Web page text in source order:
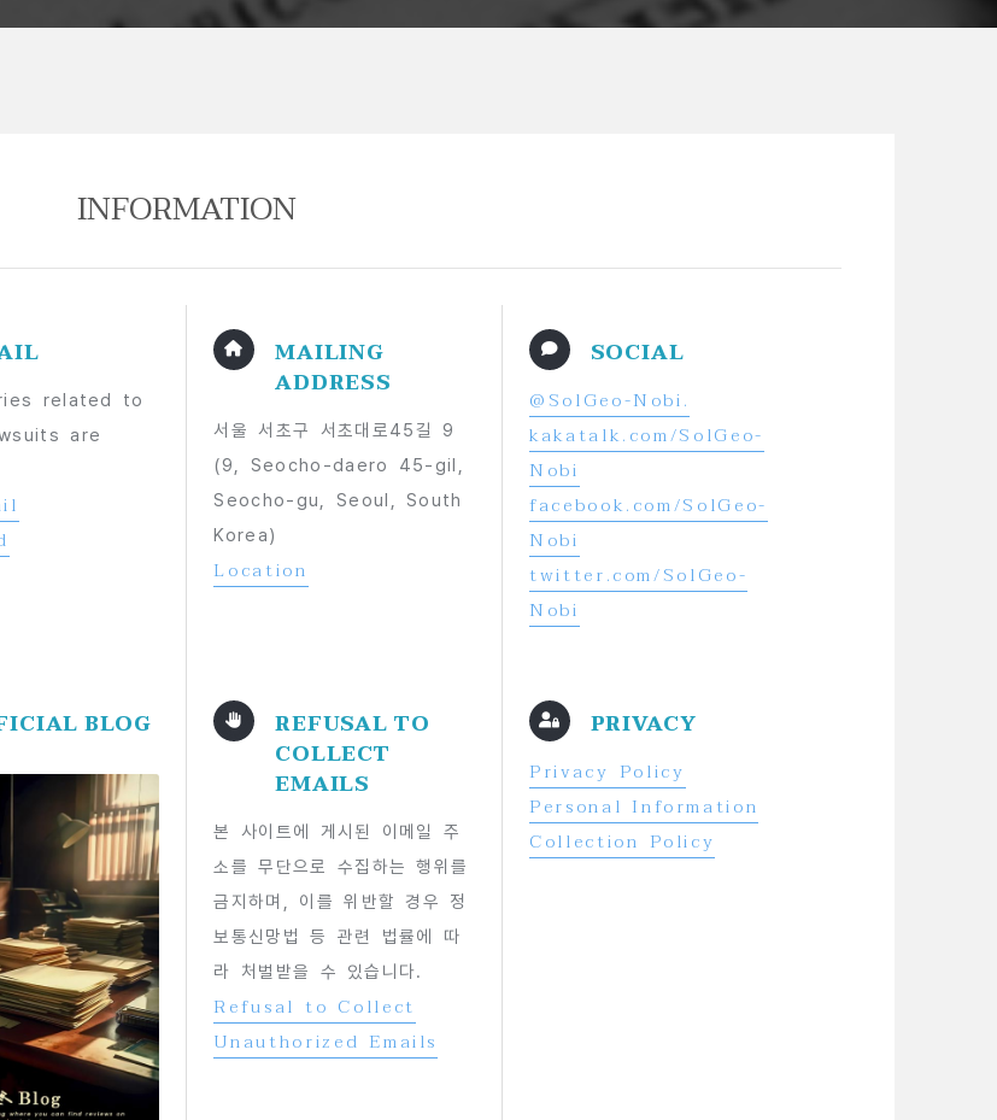
INFORMATION
related to
are
MAILING
ADDRESS
서울 서초구 서초대로45길 9
(9, Seocho-daero 45-gil,
Seocho-gu, Seoul, South
Korea)
Location
SOCIAL
@SolGeo-Nobi.
kakatalk.com/SolGeo-
Nobi
facebook.com/SolGeo-
Nobi
twitter.com/SolGeo-
Nobi
BLOG
REFUSAL TO
COLLECT
EMAILS
본 사이트에 게시된 이메일 주
소를 무단으로 수집하는 행위를
금지하며, 이를 위반할 경우 정
보통신망법 등 관련 법률에 따
라 처벌받을 수 있습니다.
Refusal to Collect
Unauthorized Emails
PRIVACY
Privacy Policy
Personal Information
Collection Policy